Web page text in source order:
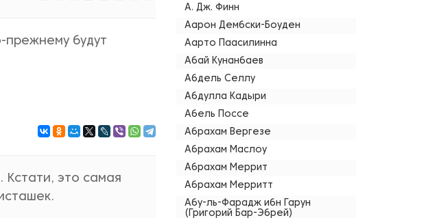
будут
Кстати, это самая
А. Дж. Финн
Аарон Дембски-Боуден
Аарто Паасилинна
Абай Кунанбаев
Абдель Селлу
Абдулла Кадыри
Абель Поссе
Абрахам Вергезе
Абрахам Маслоу
Абрахам Меррит
Абрахам Мерритт
Абу-ль-Фарадж ибн Гарун
(Григорий Бар-Эбрей)